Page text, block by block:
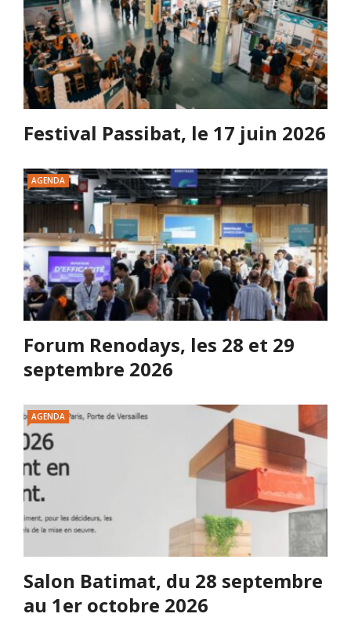
Festival Passibat, le 17 juin 2026
AGENDA
Forum Renodays, les 28 et 29
septembre 2026
AGENDA
Salon Batimat, du 28 septembre
au 1er octobre 2026